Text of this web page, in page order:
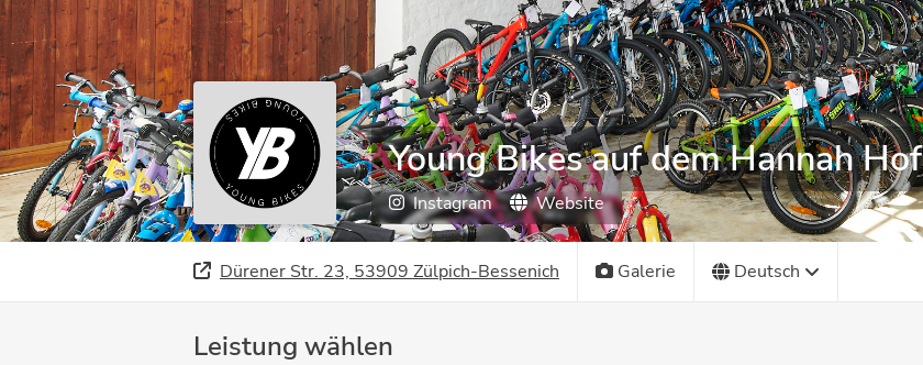
Young Bikes auf dem Hannah Hof
Instagram Website
Dürener Str. 23, 53909 Zülpich-Bessenich Galerie Deutsch
Leistung wählen